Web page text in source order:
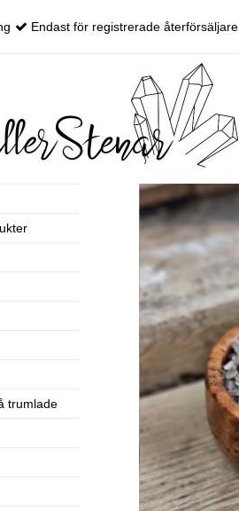
Endast för registrerade återförsäljare
trumlade